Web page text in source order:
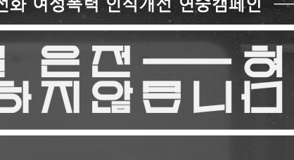
캠페인
온라인 상담
자원활동